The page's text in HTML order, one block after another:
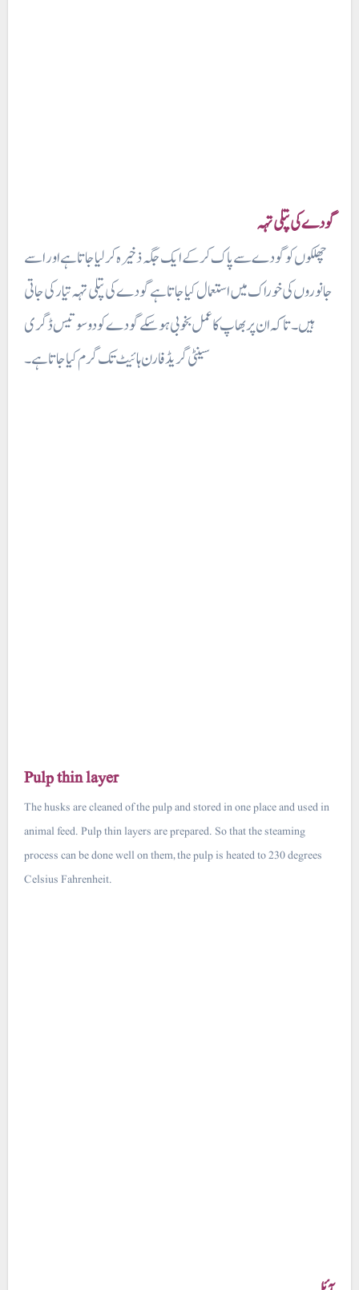
گودے کی پتلی تہہ
چھلکوں کو گودے سے پاک کر کے ایک جگہ ذخیرہ کر لیا جاتا ہے اور اسے
جانوروں کی خوراک میں استعمال کیا جاتا ہے گودے کی پتلی تہہ تیار کی جاتی
ہیں۔ تا کہ ان پر بھاپ کا عمل بخوبی ہو سکے گودے کو دو سو تیس ڈگری
سینٹی گریڈ فارن ہائیٹ تک گرم کیا جاتا ہے۔
Pulp thin layer
The husks are cleaned of the pulp and stored in one place and used in
animal feed. Pulp thin layers are prepared. So that the steaming
process can be done well on them, the pulp is heated to 230 degrees
Celsius Fahrenheit.